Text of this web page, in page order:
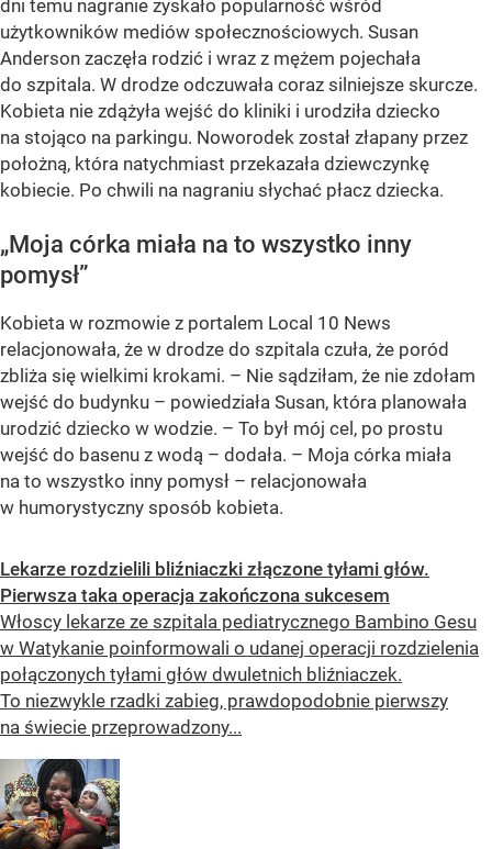
dni temu nagranie zyskało popularność wśród
użytkowników mediów społecznościowych. Susan
Anderson zaczęła rodzić i wraz z mężem pojechała
do szpitala. W drodze odczuwała coraz silniejsze skurcze.
Kobieta nie zdążyła wejść do kliniki i urodziła dziecko
na stojąco na parkingu. Noworodek został złapany przez
położną, która natychmiast przekazała dziewczynkę
kobiecie. Po chwili na nagraniu słychać płacz dziecka.
„Moja córka miała na to wszystko inny
pomysł”
Kobieta w rozmowie z portalem Local 10 News
relacjonowała, że w drodze do szpitala czuła, że poród
zbliża się wielkimi krokami. – Nie sądziłam, że nie zdołam
wejść do budynku – powiedziała Susan, która planowała
urodzić dziecko w wodzie. – To był mój cel, po prostu
wejść do basenu z wodą – dodała. – Moja córka miała
na to wszystko inny pomysł – relacjonowała
w humorystyczny sposób kobieta.
Lekarze rozdzielili bliźniaczki złączone tyłami głów.
Pierwsza taka operacja zakończona sukcesem
Włoscy lekarze ze szpitala pediatrycznego Bambino Gesu
w Watykanie poinformowali o udanej operacji rozdzielenia
połączonych tyłami głów dwuletnich bliźniaczek.
To niezwykle rzadki zabieg, prawdopodobnie pierwszy
na świecie przeprowadzony...